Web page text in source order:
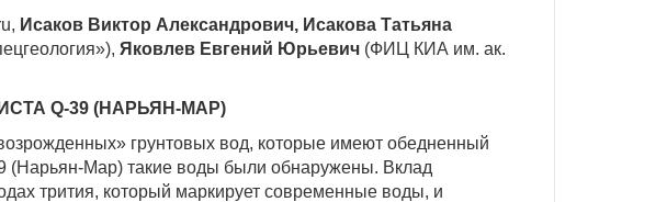
Исаков Виктор Александрович, Исакова Татьяна
Яковлев Евгений Юрьевич (ФИЦ КИА им. ак.
Q-39 (НАРЬЯН-МАР)
грунтовых вод, которые имеют обедненный
(Нарьян-Мар) такие воды были обнаружены. Вклад
трития, который маркирует современные воды, и